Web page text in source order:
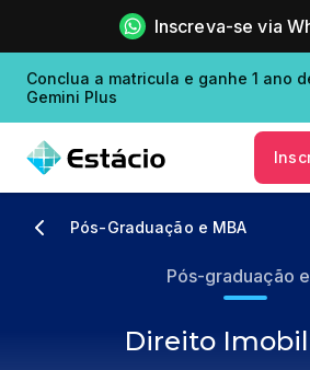
Inscreva-se via
Conclua a matricula e ganhe 1 ano
Gemini Plus
Pós-Graduação e MBA
Pós-graduação
Direito